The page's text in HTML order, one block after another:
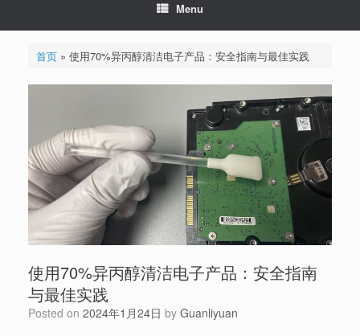
Menu
首页» 使用70%异丙醇清洁电子产品：安全指南与最佳实践
使用70%异丙醇清洁电子产品：安全指南
与最佳实践
Posted on 2024年1月24日 by Guanliyuan